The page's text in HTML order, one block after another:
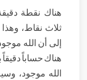
هناك نقطة
ثلاث نقاط،
إلى أن الله
هناك حساباً دقيقاً
الله موجود،